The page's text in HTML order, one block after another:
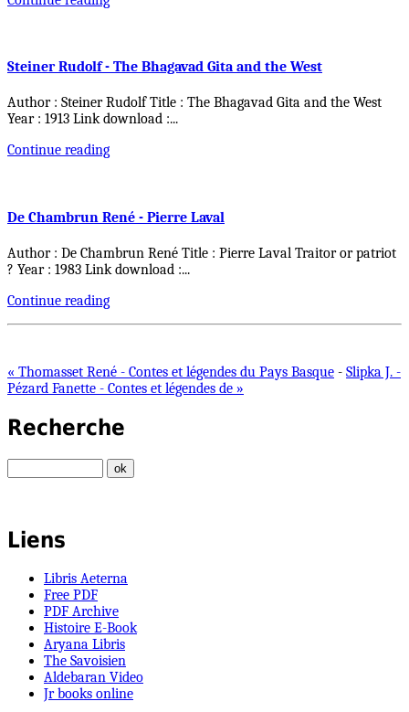
Steiner Rudolf - The Bhagavad Gita and the West
Author : Steiner Rudolf Title : The Bhagavad Gita and the West
Year : 1913 Link download :...
Continue reading
De Chambrun René - Pierre Laval
Author : De Chambrun René Title : Pierre Laval Traitor or patriot
? Year : 1983 Link download :...
Continue reading
« Thomasset René - Contes et légendes du Pays Basque - Slipka J. -
Pézard Fanette - Contes et légendes de »
Recherche
Liens
Libris Aeterna
Free PDF
PDF Archive
Histoire E-Book
Aryana Libris
The Savoisien
Aldebaran Video
Jr books online